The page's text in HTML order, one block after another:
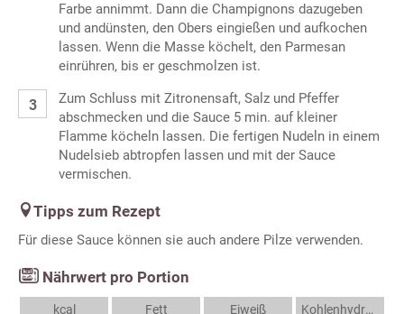
Farbe annimmt. Dann die Champignons dazugeben
und andünsten, den Obers eingießen und aufkochen
lassen. Wenn die Masse köchelt, den Parmesan
einrühren, bis er geschmolzen ist.
Zum Schluss mit Zitronensaft, Salz und Pfeffer
abschmecken und die Sauce 5 min. auf kleiner
Flamme köcheln lassen. Die fertigen Nudeln in einem
Nudelsieb abtropfen lassen und mit der Sauce
vermischen.
Tipps zum Rezept
Für diese Sauce können sie auch andere Pilze verwenden.
Nährwert pro Portion
kcal Fett Eiweiß Kohlenhydrate